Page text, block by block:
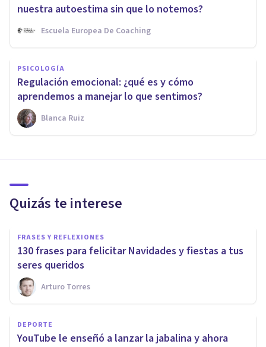
nuestra autoestima sin que lo notemos?
Escuela Europea De Coaching
PSICOLOGÍA
Regulación emocional: ¿qué es y cómo
aprendemos a manejar lo que sentimos?
Blanca Ruiz
Quizás te interese
FRASES Y REFLEXIONES
130 frases para felicitar Navidades y fiestas a tus
seres queridos
Arturo Torres
DEPORTE
​YouTube le enseñó a lanzar la jabalina y ahora